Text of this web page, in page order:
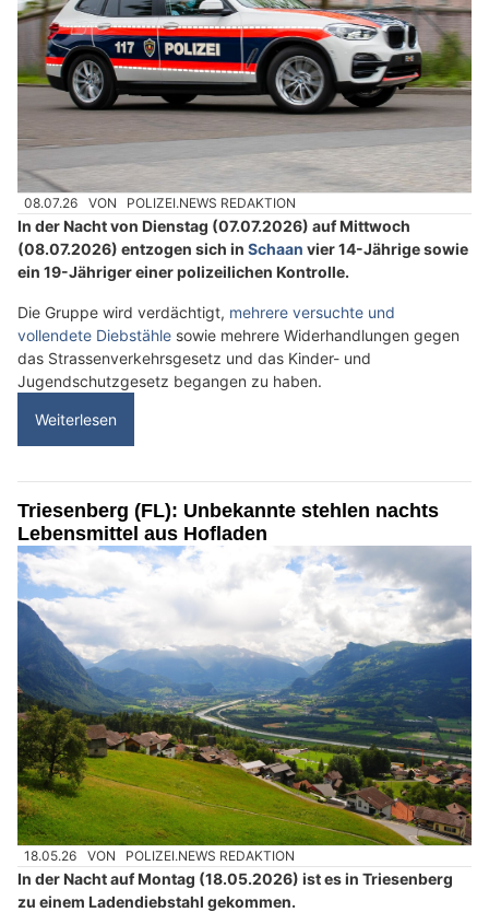
08.07.26 VON POLIZEI.NEWS REDAKTION
In der Nacht von Dienstag (07.07.2026) auf Mittwoch
(08.07.2026) entzogen sich in Schaan vier 14-Jährige sowie
ein 19-Jähriger einer polizeilichen Kontrolle.
Die Gruppe wird verdächtigt, mehrere versuchte und
vollendete Diebstähle sowie mehrere Widerhandlungen gegen
das Strassenverkehrsgesetz und das Kinder- und
Jugendschutzgesetz begangen zu haben.
Weiterlesen
Triesenberg (FL): Unbekannte stehlen nachts
Lebensmittel aus Hofladen
18.05.26 VON POLIZEI.NEWS REDAKTION
In der Nacht auf Montag (18.05.2026) ist es in Triesenberg
zu einem Ladendiebstahl gekommen.